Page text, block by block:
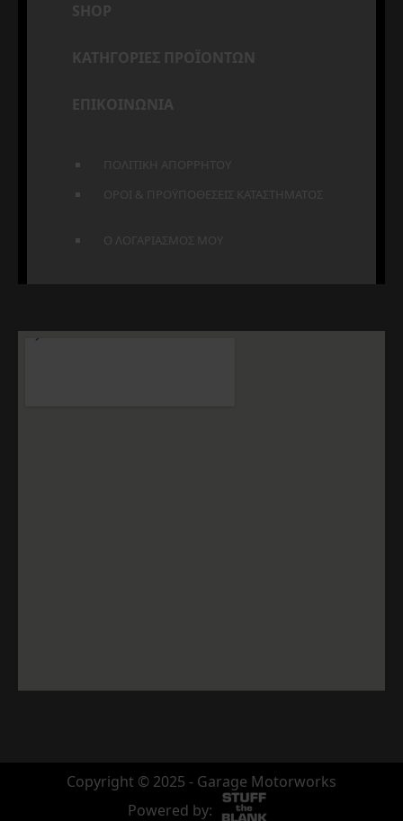
SHOP
ΚΑΤΗΓΟΡΙΕΣ ΠΡΟΪΟΝΤΩΝ
ΕΠΙΚΟΙΝΩΝΙΑ
ΠΟΛΙΤΙΚΗ ΑΠΟΡΡΗΤΟΥ
ΟΡΟΙ & ΠΡΟΫΠΟΘΕΣΕΙΣ ΚΑΤΑΣΤΗΜΑΤΟΣ
Ο ΛΟΓΑΡΙΑΣΜΟΣ ΜΟΥ
Copyright © 2025 - Garage Motorworks
Powered by: